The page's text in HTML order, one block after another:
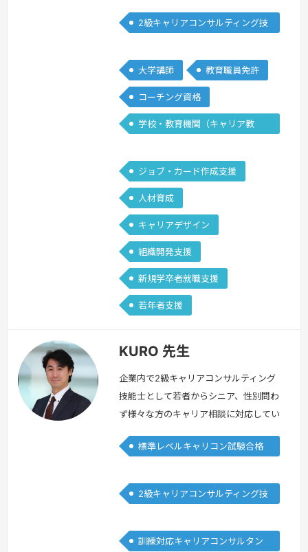
コンサルタント養成においては、国家資
格キャリアコンサルタントおよび2級キ
試験対策と実践支援の両面に関わってき
ました。キャリアコンサルティングの実
務と… 続きを見る »
2級キャリアコンサルティング技
大学講師 教育職員免許
コーチング資格
学校・教育機関（キャリア教
ジョブ・カード作成支援
人材育成
キャリアデザイン
組織開発支援
新規学卒者就職支援
若年者支援
KURO 先生
企業内で2級キャリアコンサルティング
技能士として若者からシニア、性別問わ
ず様々な方のキャリア相談に対応してい
実務での面談やセルフ・キャリアドック
験がいきました。試験に挑む方、一人ひ
とりの取得に向けた期待はよくわかりま
さんが思い描く未来へと歩めるように、
標準レベルキャリコン試験合格
2級キャリアコンサルティング技
訓練対応キャリアコンサルタン